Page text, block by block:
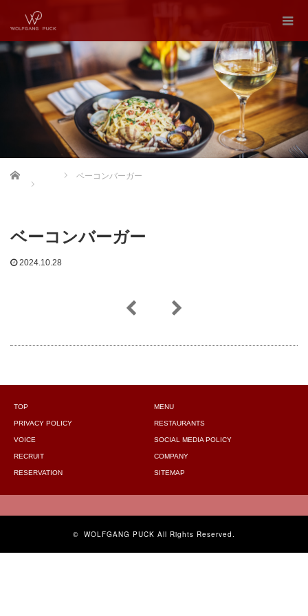
Home ベーコンバーガー
ベーコンバーガー
2024.10.28
TOP
PRIVACY POLICY
VOICE
MENU
RESTAURANTS
SOCIAL MEDIA POLICY
RECRUIT
RESERVATION
COMPANY
SITEMAP
© WOLFGANG PUCK All Rights Reserved.